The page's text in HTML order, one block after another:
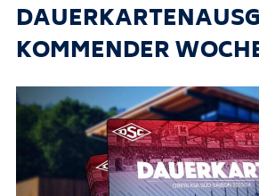
KOMMENDER